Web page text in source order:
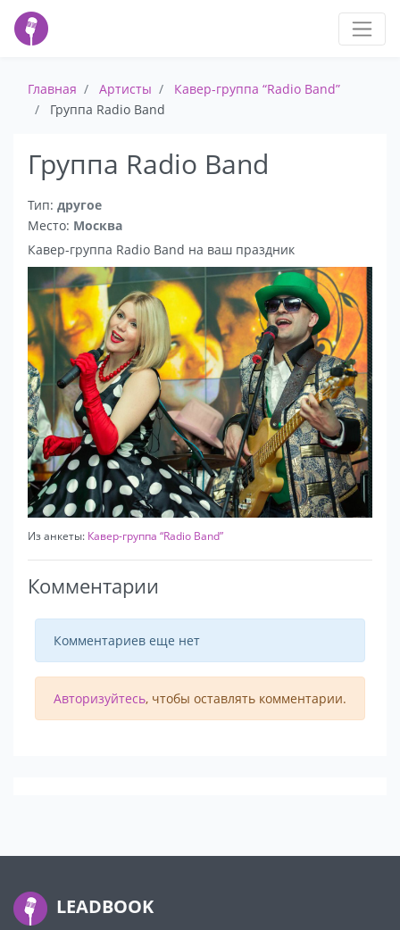
Главная Артисты
Кавер-группа “Radio Band”
Группа Radio Band
Группа Radio Band
Тип: другое
Место: Москва
Кавер-группа Radio Band на ваш праздник
Из анкеты: Кавер-группа “Radio Band”
Комментарии
Комментариев еще нет
Авторизуйтесь, чтобы оставлять комментарии.
LEADBOOK